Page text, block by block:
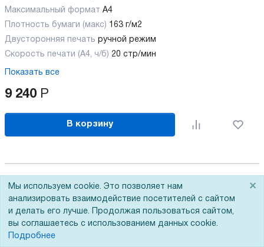
Максимальный формат А4
Плотность бумаги (макс) 163 г/м2
Двусторонняя печать ручной режим
Скорость печати (А4, ч/б) 20 стр/мин
Показать все
9 240 Р
В корзину
Мы используем cookie. Это позволяет нам
анализировать взаимодействие посетителей с сайтом
и делать его лучше. Продолжая пользоваться сайтом,
вы соглашаетесь с использованием данных cookie.
Подробнее
×